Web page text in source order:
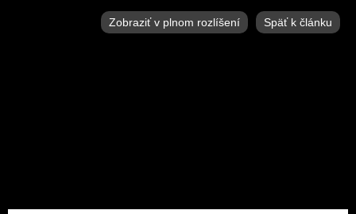
Zobraziť v plnom rozlíšení Späť k článku